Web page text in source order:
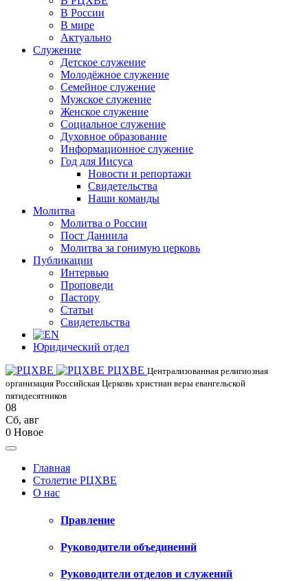
В России
В мире
Актуально
Служение
Детское служение
Молодёжное служение
Семейное служение
Мужское служение
Женское служение
Социальное служение
Духовное образование
Информационное служение
Год для Иисуса
Новости и репортажи
Свидетельства
Наши команды
Молитва
Молитва о России
Пост Даниила
Молитва за гонимую церковь
Публикации
Интервью
Проповеди
Пастору
Статьи
Свидетельства
Юридический отдел
РЦХВЕ Централизованная религиозная
организация Российская Церковь христиан веры евангельской
пятидесятников
08
Сб, авг
0 Новое
Главная
Столетие РЦХВЕ
О нас
Правление
Руководители объединений
Руководители отделов и служений